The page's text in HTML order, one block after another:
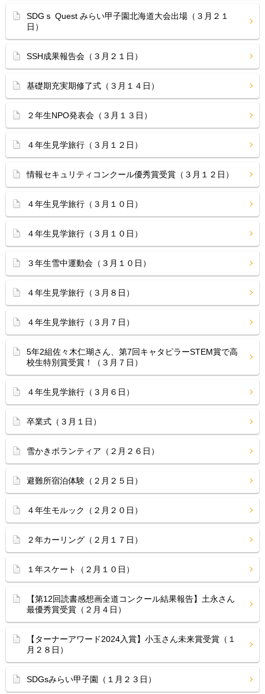
SDGｓ Quest みらい甲子園北海道大会出場（３月２１
日）
SSH成果報告会（３月２１日）
基礎期充実期修了式（３月１４日）
２年生NPO発表会（３月１３日）
４年生見学旅行（３月１２日）
情報セキュリティコンクール優秀賞受賞（３月１２日）
４年生見学旅行（３月１０日）
４年生見学旅行（３月１０日）
３年生雪中運動会（３月１０日）
４年生見学旅行（３月８日）
４年生見学旅行（３月７日）
5年2組佐々木仁瑚さん、第7回キャタピラーSTEM賞で高
校生特別賞受賞！（３月７日）
４年生見学旅行（３月６日）
卒業式（３月１日）
雪かきボランティア（２月２６日）
避難所宿泊体験（２月２５日）
４年生モルック（２月２０日）
２年カーリング（２月１７日）
１年スケート（２月１０日）
【第12回読書感想画全道コンクール結果報告】土永さん
最優秀賞受賞（２月４日）
【ターナーアワード2024入賞】小玉さん未来賞受賞（１
月２８日）
SDGsみらい甲子園（１月２３日）